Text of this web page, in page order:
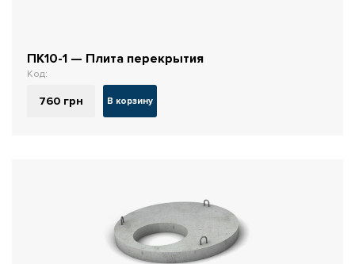
ПК10-1 — Плита перекрытия
Код:
760 грн В корзину